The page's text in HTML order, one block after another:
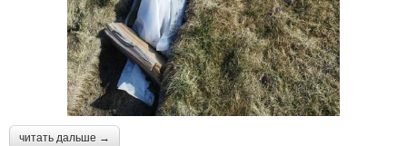
читать дальше →